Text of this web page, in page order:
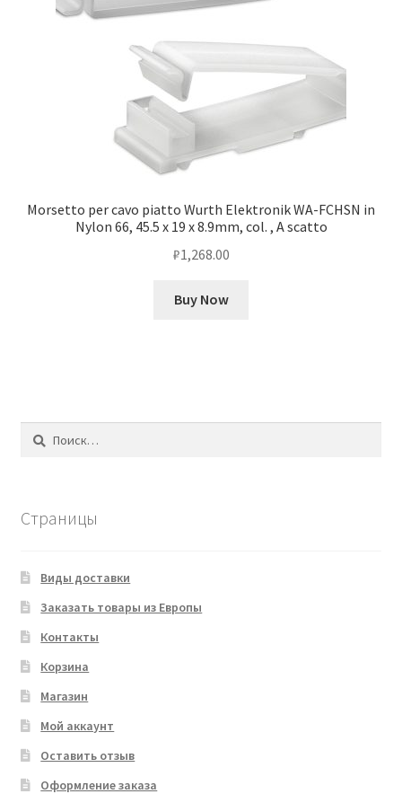
Morsetto per cavo piatto Wurth Elektronik WA-FCHSN in
Nylon 66, 45.5 x 19 x 8.9mm, col. , A scatto
₽1,268.00
Buy Now
Найти:
Страницы
Виды доставки
Заказать товары из Европы
Контакты
Корзина
Магазин
Мой аккаунт
Оставить отзыв
Оформление заказа